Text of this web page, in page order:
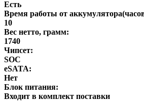
Есть
Время работы от
10
Вес нетто, грамм:
1740
Чипсет:
SOC
eSATA:
Нет
Блок питания:
Входит в комплект поставки